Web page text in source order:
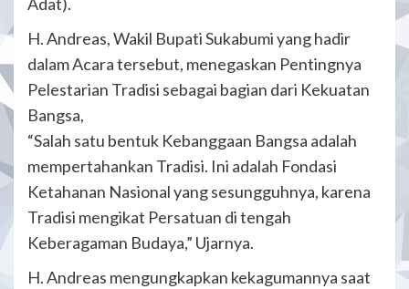
H. Andreas, Wakil Bupati Sukabumi yang hadir
dalam Acara tersebut, menegaskan Pentingnya
Pelestarian Tradisi sebagai bagian dari Kekuatan
Bangsa,
“Salah satu bentuk Kebanggaan Bangsa adalah
mempertahankan Tradisi. Ini adalah Fondasi
Ketahanan Nasional yang sesungguhnya, karena
Tradisi mengikat Persatuan di tengah
Keberagaman Budaya,” Ujarnya.
H. Andreas mengungkapkan kekagumannya saat